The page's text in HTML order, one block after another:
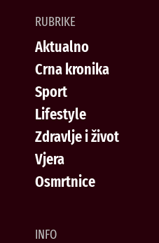
RUBRIKE
Aktualno
Crna kronika
Sport
Lifestyle
Zdravlje i život
Vjera
Osmrtnice
INFO